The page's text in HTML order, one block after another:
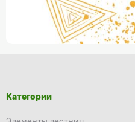
Категории